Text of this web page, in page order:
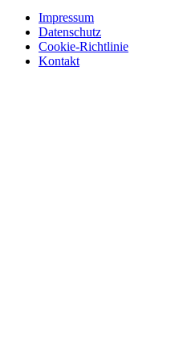
Impressum
Datenschutz
Cookie-Richtlinie
Kontakt